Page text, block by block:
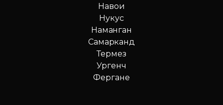
Навои
Нукус
Наманган
Самарканд
Термез
Ургенч
Фергане